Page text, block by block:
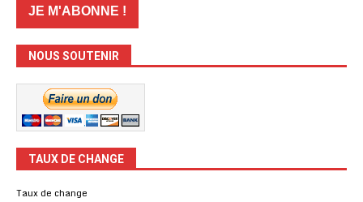
NOUS SOUTENIR
TAUX DE CHANGE
Taux de change